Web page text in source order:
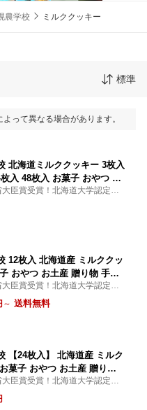
農学校 ミルククッキー
標準
って異なる場合があります。
北海道ミルククッキー 3枚入
入 48枚入 お菓子 おやつ お
ばらまき 贈り物 手土産 プ
茶請け バレンタイン ホワイ
大臣賞受賞！北海道大学認定の
ー。お土産・プレゼント・内
・お茶請け用などにも最適。
12枚入 北海道産 ミルククッ
おやつ お土産 贈り物 手土
ト お茶請け バレンタイン
ー クリスマス 母の日 父の日
大臣賞受賞！北海道大学認定の
ー。お土産・プレゼント・内
つ・お茶請け用などにも最適。
～ 送料無料
【24枚入】 北海道産 ミルク
菓子 おやつ お土産 贈り物
ゼント お茶請けバレンタイ
大臣賞受賞！北海道大学認定の
ー。お土産・プレゼント・内
つ・お茶請け用などにも最適。